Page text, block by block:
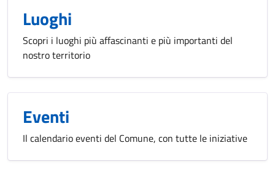
Luoghi
Scopri i luoghi più affascinanti e più importanti del
nostro territorio
Eventi
Il calendario eventi del Comune, con tutte le iniziative